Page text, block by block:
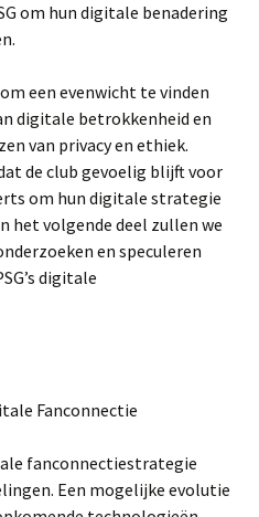
om hun digitale benadering
een evenwicht te vinden
digitale betrokkenheid en
van privacy en ethiek.
de club gevoelig blijft voor
om hun digitale strategie
het volgende deel zullen we
en speculeren
digitale
Fanconnectie
fanconnectiestrategie
Een mogelijke evolutie